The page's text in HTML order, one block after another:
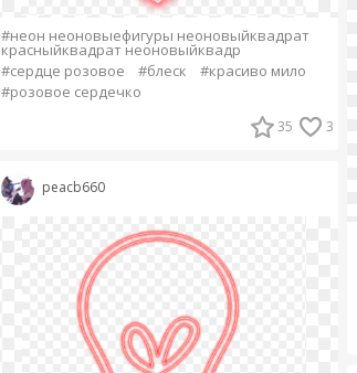
#неон неоновыефигуры неоновыйквадрат
красныйквадрат неоновыйквадр
#сердце розовое
#блеск
#красиво мило
#розовое сердечко
35 3
peacb660